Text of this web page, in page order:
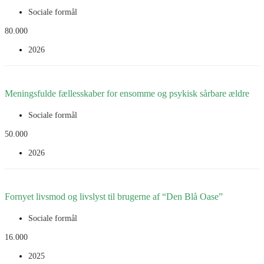
Sociale formål
80.000
2026
får henved 80 minoritetsetniske seniorer fra udvalgte områder i
Meningsfulde fællesskaber for ensomme og psykisk sårbare ældre
Sociale formål
50.000
2026
for ældre mennesker, der lever med psykisk sårbarhed, ensomhed og
Fornyet livsmod og livslyst til brugerne af “Den Blå Oase”
Sociale formål
16.000
2025